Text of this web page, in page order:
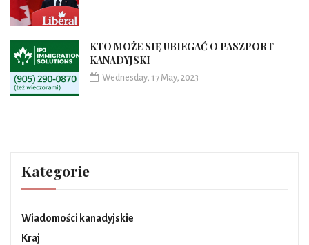
KTO MOŻE SIĘ UBIEGAĆ O PASZPORT
KANADYJSKI
Wednesday, 17 May, 2023
Kategorie
Wiadomości kanadyjskie
Kraj